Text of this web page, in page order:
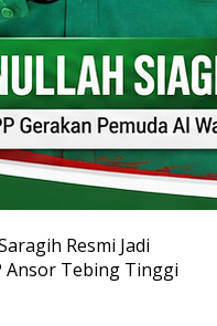
Resmi Jadi
Ansor Tebing Tinggi